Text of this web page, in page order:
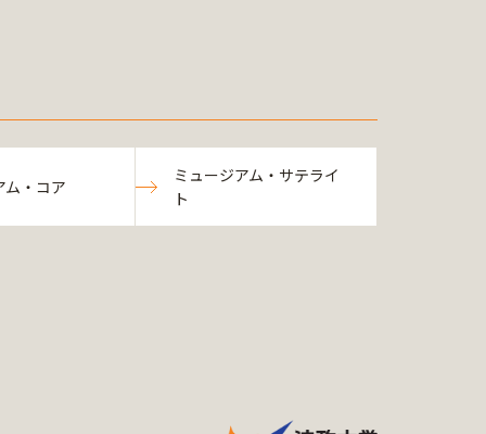
ム・コア
ミュージアム・サテライ
ト